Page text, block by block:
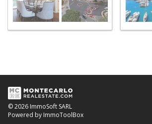
© 2026 ImmoSoft SARL
Powered by ImmoToolBox